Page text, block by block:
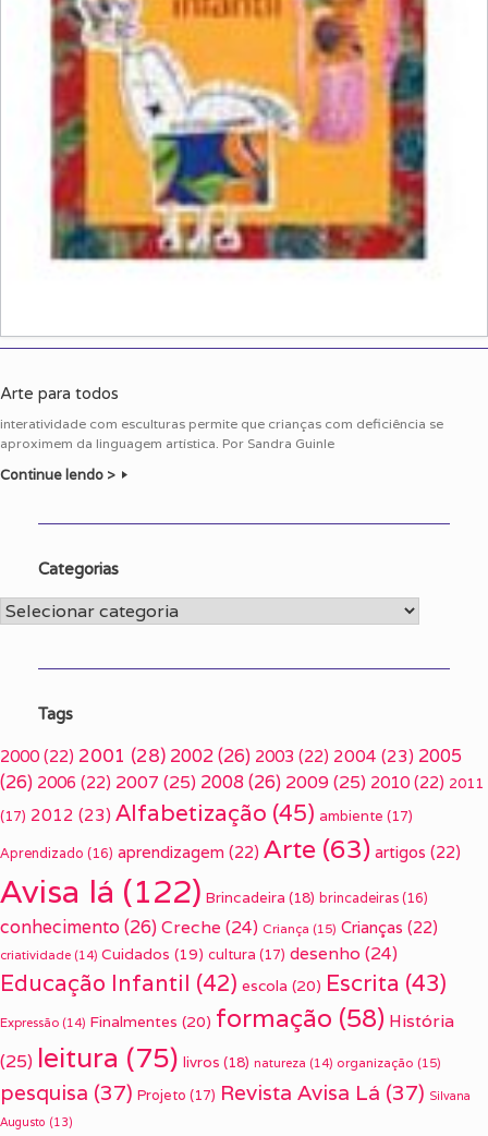
Arte para todos
interatividade com esculturas permite que crianças com deficiência se
aproximem da linguagem artística. Por Sandra Guinle
Continue lendo >
Categorias
Categorias
Tags
2000 (22) 2001 (28) 2002(26) 2003 (22) 2004 (23) 2005
(26) 2006 (22) 2007 (25) 2008(26) 2009(25) 2010 (22) 2011
(17) 2012 (23) Alfabetização (45) ambiente (17)
Aprendizado (16) aprendizagem (22) Arte (63) artigos (22)
Avisa lá (122) Brincadeira (18) brincadeiras (16)
conhecimento(26) Creche (24) Criança (15) Crianças (22)
criatividade (14) Cuidados (19) cultura (17) desenho (24)
Educação Infantil (42) escola (20) Escrita (43)
Expressão (14) Finalmentes (20) formação (58) História
(25) leitura (75) livros (18) natureza (14) organização (15)
pesquisa (37) Projeto (17) Revista Avisa Lá (37) Silvana
Augusto (13)